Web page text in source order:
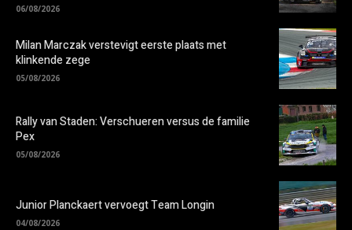
06/08/2026
Milan Marczak verstevigt eerste plaats met
klinkende zege
05/08/2026
Rally van Staden: Verschueren versus de familie
Pex
05/08/2026
Junior Planckaert vervoegt Team Longin
04/08/2026